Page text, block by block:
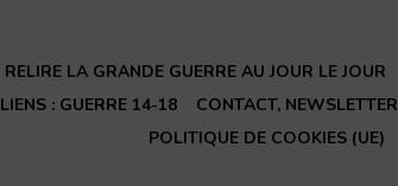
RELIRE LA GRANDE GUERRE AU JOUR LE JOUR
LIENS : GUERRE 14-18 CONTACT, NEWSLETTER
POLITIQUE DE COOKIES (UE)